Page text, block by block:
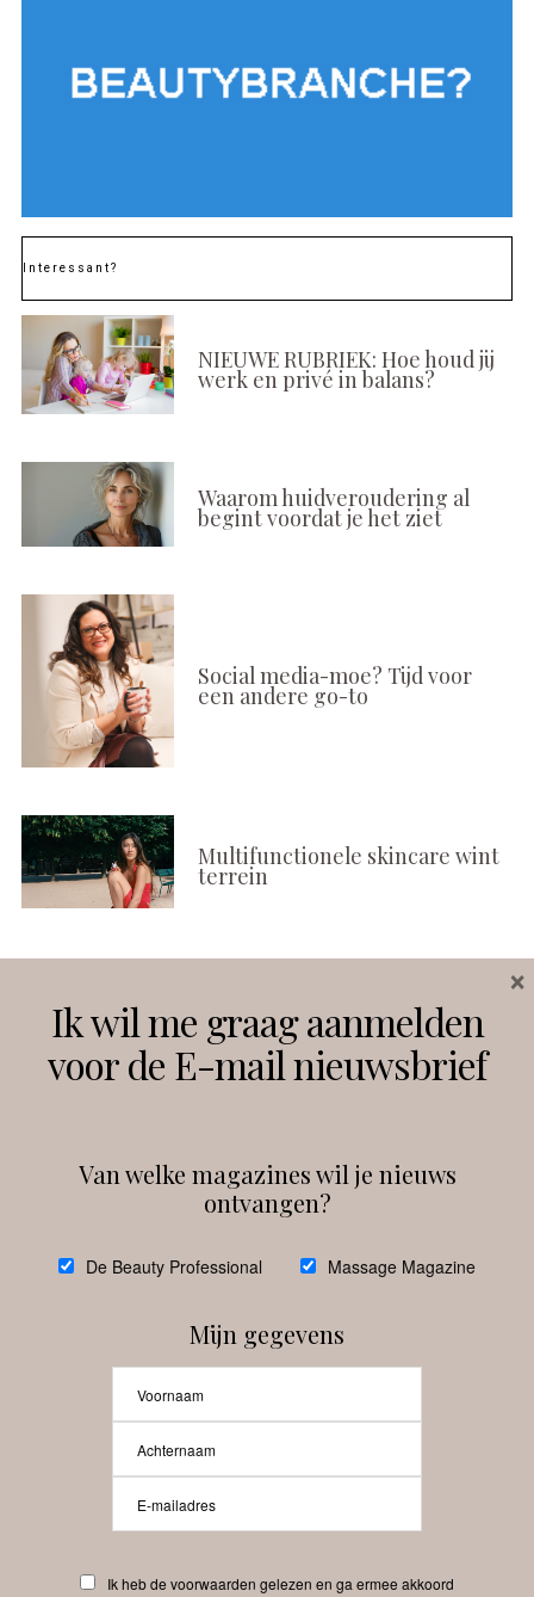
Interessant?
NIEUWE RUBRIEK: Hoe houd jij
werk en privé in balans?
Waarom huidveroudering al
begint voordat je het ziet
Social media-moe? Tijd voor
een andere go-to
Multifunctionele skincare wint
terrein
Instagram Facebook
debeautyprofessional
Beauty-Pro.nl
Ik wil me graag aanmelden
voor de E-mail nieuwsbrief
Van welke magazines wil je nieuws
ontvangen?
De Beauty Professional Massage Magazine
Mijn gegevens
Ik heb de voorwaarden gelezen en ga ermee akkoord
×